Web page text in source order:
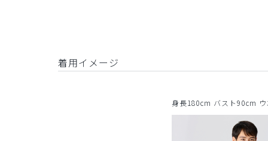
着用イメージ
身長180cm バスト90cm